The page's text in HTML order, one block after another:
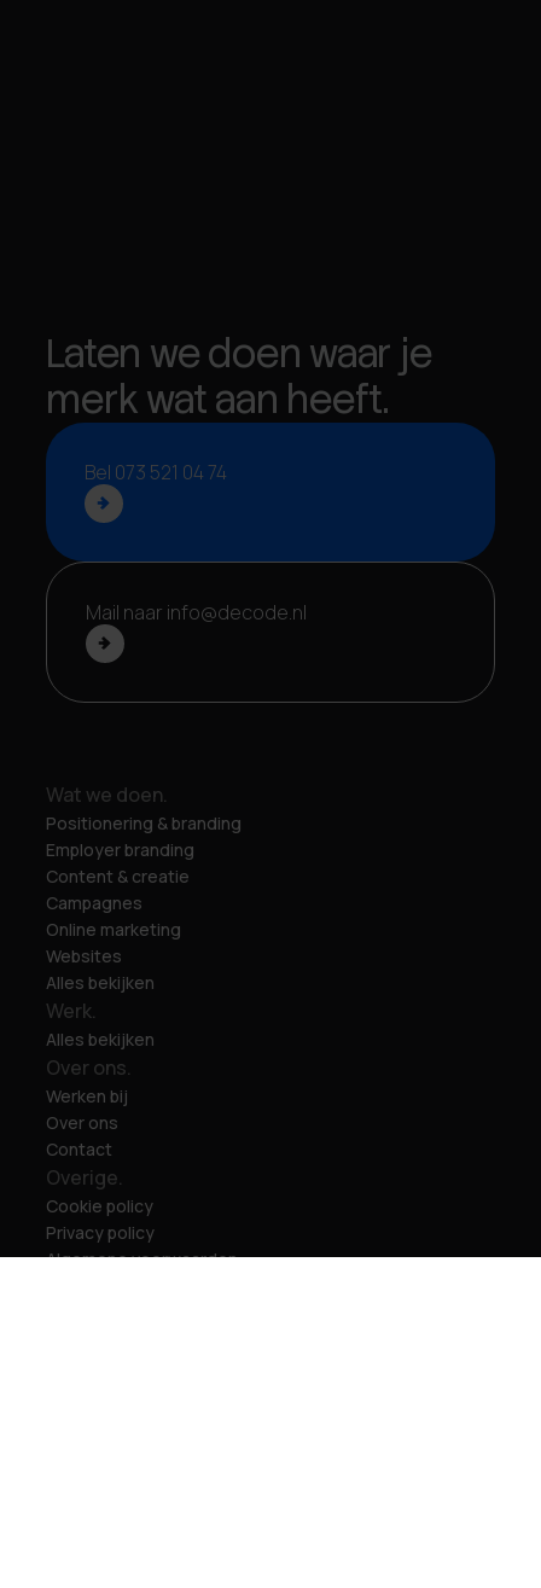
Laten we doen waar je
merk wat aan heeft.
Bel 073 521 04 74
Mail naar info@decode.nl
Wat we doen.
Positionering & branding
Employer branding
Content & creatie
Campagnes
Online marketing
Websites
Alles bekijken
Werk.
Alles bekijken
Over ons.
Werken bij
Over ons
Contact
Overige.
Cookie policy
Privacy policy
Algemene voorwaarden